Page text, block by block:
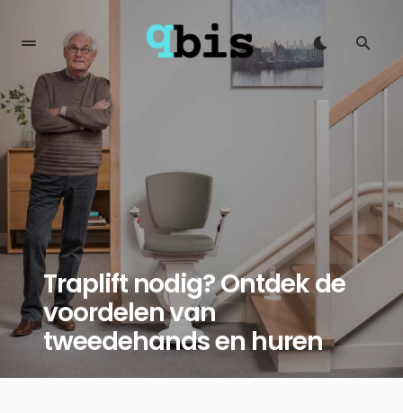
Traplift nodig? Ontdek de
voordelen van
tweedehands en huren